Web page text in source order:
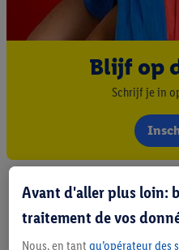
Blijf op
Schrijf je in
Avant d'aller plus loin:
traitement de vos
Nous, en tant qu’opérateur des